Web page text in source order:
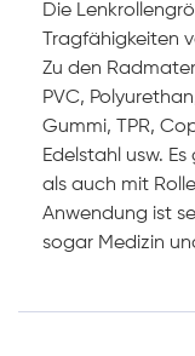
Die
Tragfähigkeiten
Zu den
PVC,
Gummi, TPR,
Edelstahl usw.
als auch mit
Anwendung ist
sogar Medizin